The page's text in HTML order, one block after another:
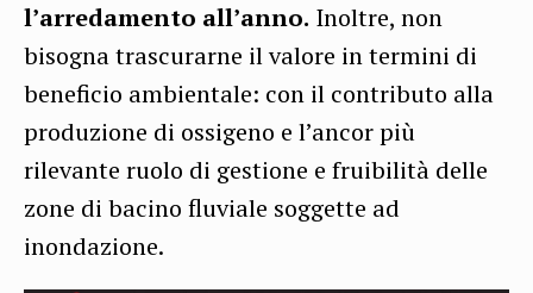
l’arredamento all’anno. Inoltre, non
bisogna trascurarne il valore in termini di
beneficio ambientale: con il contributo alla
produzione di ossigeno e l’ancor più
rilevante ruolo di gestione e fruibilità delle
zone di bacino fluviale soggette ad
inondazione.